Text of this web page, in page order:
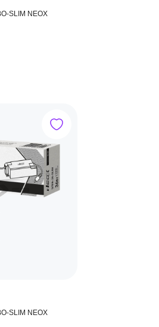
SLIM NEOX
SLIM NEOX